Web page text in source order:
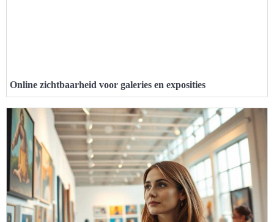
Online zichtbaarheid voor galeries en exposities